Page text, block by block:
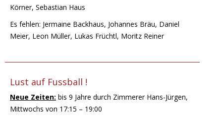
Körner, Sebastian Haus
Es fehlen: Jermaine Backhaus, Johannes Bräu, Daniel
Meier, Leon Müller, Lukas Früchtl, Moritz Reiner
Lust auf Fussball !
Neue Zeiten: bis 9 Jahre durch Zimmerer Hans-Jürgen,
Mittwochs von 17:15 – 19:00